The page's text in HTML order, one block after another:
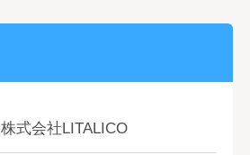
株式会社LITALICO